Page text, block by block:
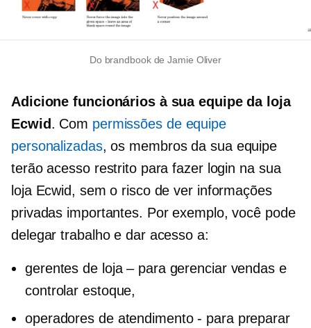
Do brandbook de Jamie Oliver
Adicione funcionários à sua equipe da loja
Ecwid. Com permissões de equipe
personalizadas, os membros da sua equipe
terão acesso restrito para fazer login na sua
loja Ecwid, sem o risco de ver informações
privadas importantes. Por exemplo, você pode
delegar trabalho e dar acesso a:
gerentes de loja – para gerenciar vendas e
controlar estoque,
operadores de atendimento - para preparar